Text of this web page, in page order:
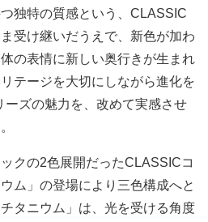
独特の質感という、CLASSIC
受け継いだうえで、新色が加わ
の表情に新しい奥行きが生まれ
テージを大切にしながら進化を
ズの魅力を、改めて実感させ
クの2色展開だったCLASSICコ
ム」の登場により三色構成へと
タニウム」は、光を受ける角度